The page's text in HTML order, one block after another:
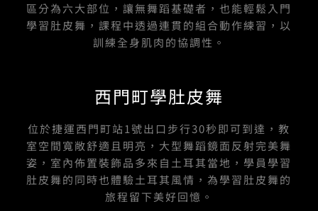
區分為六大部位，讓無舞蹈基礎者，也能輕鬆入門
學習肚皮舞，課程中透過連貫的組合動作練習，以
訓練全身肌肉的協調性。
西門町學肚皮舞
位於捷運西門町站1號出口步行30秒即可到達，教
室空間寬敞舒適且明亮，大型舞蹈鏡面反射完美舞
姿，室內佈置裝飾品多來自土耳其當地，學員學習
肚皮舞的同時也體驗土耳其風情，為學習肚皮舞的
旅程留下美好回憶。